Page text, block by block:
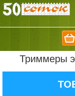
Триммеры